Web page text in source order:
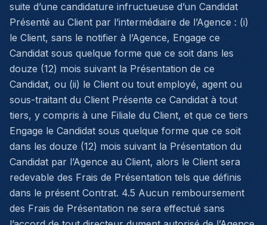
suite d’une candidature infructueuse d’un Candidat
Présenté au Client par l’intermédiaire de l’Agence : (i)
le Client, sans le notifier à l’Agence, Engage ce
Candidat sous quelque forme que ce soit dans les
douze (12) mois suivant la Présentation de ce
Candidat, ou (ii) le Client ou tout employé, agent ou
sous-traitant du Client Présente ce Candidat à tout
tiers, y compris à une Filiale du Client, et que ce tiers
Engage le Candidat sous quelque forme que ce soit
dans les douze (12) mois suivant la Présentation du
Candidat par l’Agence au Client, alors le Client sera
redevable des Frais de Présentation tels que définis
dans le présent Contrat. 4.5 Aucun remboursement
des Frais de Présentation ne sera effectué sans